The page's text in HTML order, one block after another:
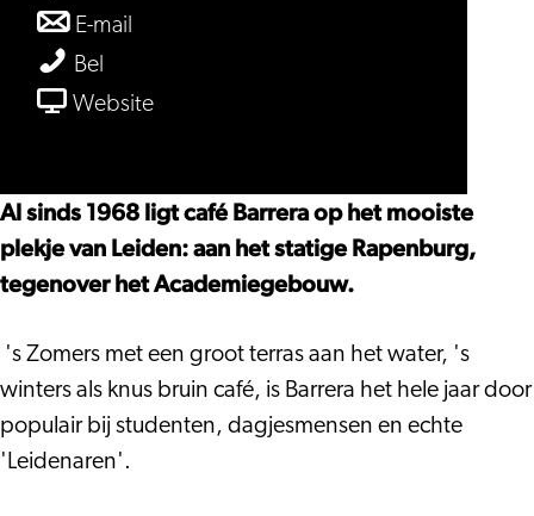
Café
E-mail
Barrera
Bel
Barrera
Websitevan
Al sinds 1968 ligt café Barrera op het mooiste
plekje van Leiden: aan het statige Rapenburg,
tegenover het Academiegebouw.
's Zomers met een groot terras aan het water, 's
winters als knus bruin café, is Barrera het hele jaar door
populair bij studenten, dagjesmensen en echte
'Leidenaren'.